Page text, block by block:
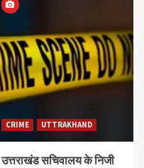
CRIME UTTRAKHAND
उत्तराखंड सचिवालय के निजी